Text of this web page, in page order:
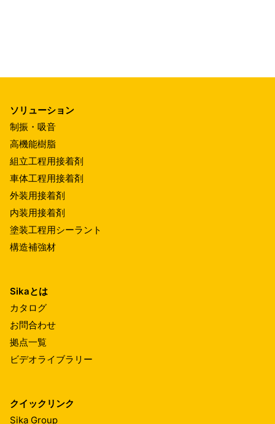
ソリューション
制振・吸音
高機能樹脂
組立工程用接着剤
車体工程用接着剤
外装用接着剤
内装用接着剤
塗装工程用シーラント
構造補強材
Sikaとは
カタログ
お問合わせ
拠点一覧
ビデオライブラリー
クイックリンク
Sika Group